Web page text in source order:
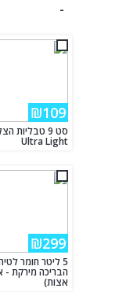
-
₪109
Ultra Light
₪299
5 ליטר חומר
הבריכה מירקת -
אצות)